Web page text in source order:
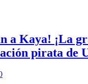
a Kaya! ¡La
pirata de